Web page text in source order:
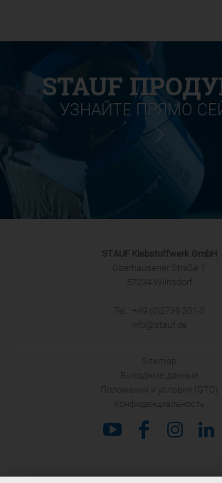
STAUF
УЗНАЙТЕ ПРЯМО
STAUF Klebstoffwerk GmbH
Oberhausener Straße 1
57234 Wilnsdorf
Tel.: +49 (0)2739 301-0
info@stauf.de
Sitemap
Выходные данные
Положения и условия (GTC)
Конфиденциальность